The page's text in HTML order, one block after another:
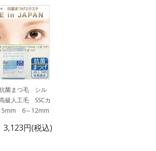
抗菌まつ毛 シル
級人工毛 SSCカ
6～12mm
3,123円(税込)